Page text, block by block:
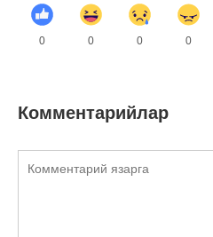
0 0 0 0
Комментарийлар